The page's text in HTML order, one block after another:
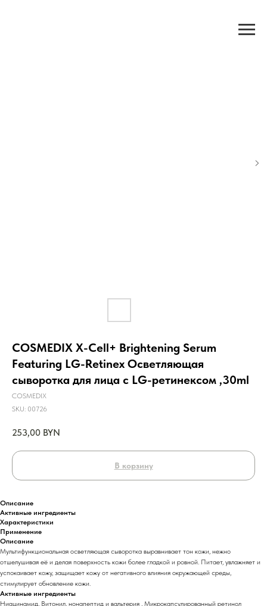
COSMEDIX X-Cell+ Brightening Serum
Featuring LG-Retinex Осветляющая
сыворотка для лица с LG-ретинексом ,30ml
COSMEDIX
SKU: 00726
253,00 BYN
В корзину
Описание
Активные ингредиенты
Характеристики
Применение
Описание
Мультифункциональная осветляющая сыворотка выравнивает тон кожи, нежно
отшелушивая её и делая поверхность кожи более гладкой и ровной. Питает, увлажняет и
успокаивает кожу, защищает кожу от негативного влияния окружающей среды,
стимулирует обновление кожи.
Активные ингредиенты
Ниацинамид, Витонил, нонапептид и вальтерия , Микрокапсулированный ретинол